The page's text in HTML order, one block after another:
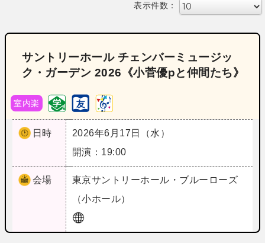
表示件数：
サントリーホール チェンバーミュージッ
ク・ガーデン 2026《小菅優pと仲間たち》
室内楽
日時
2026年6月17日（水）
開演：19:00
会場 東京サントリーホール・ブルーローズ
（小ホール）